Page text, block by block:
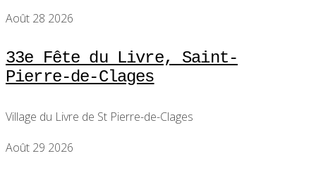
Août 28 2026
33e Fête du Livre, Saint-
Pierre-de-Clages
Village du Livre de St Pierre-de-Clages
Août 29 2026